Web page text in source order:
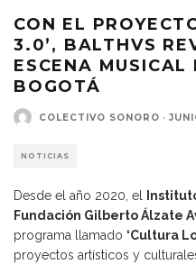
CON EL
3.0’, BALTHVS
ESCENA MUSICAL
BOGOTÁ
COLECTIVO SONORO ·
NOTICIAS
Desde el año 2020, el
Fundación Gilberto Álzate
programa llamado ‘Cultura
proyectos artísticos y